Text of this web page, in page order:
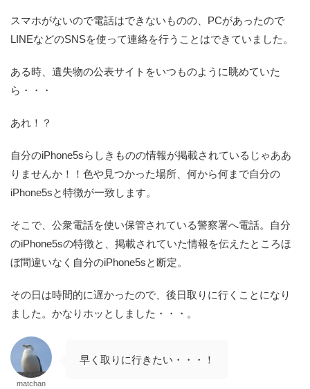
スマホがないので電話はできないものの、PCがあったので
LINEなどのSNSを使って連絡を行うことはできていました。
ある時、遺失物の公表サイトをいつものように眺めていた
ら・・・
あれ！？
自分のiPhone5sらしきものの情報が掲載されているじゃああ
りませんか！！ 色や見つかった場所、何から何まで自分の
iPhone5sと特徴が一致します。
そこで、公衆電話を使い保管されている警察署へ電話。自分
のiPhone5sの特徴と、掲載されていた情報を伝えたところほ
ぼ間違いなく自分のiPhone5sと断定。
その日は時間的に遅かったので、後日取りに行くことになり
ました。かなりホッとしました・・・。
matchan
早く取りに行きたい・・・！